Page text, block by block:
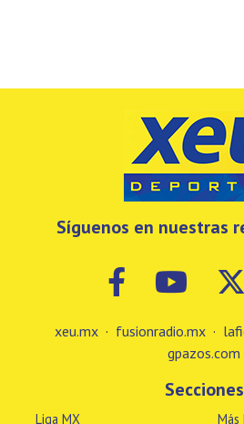
Síguenos en nuestras
xeu.mx · fusionradio.mx ·
gpazos.com
Secciones
Liga MX